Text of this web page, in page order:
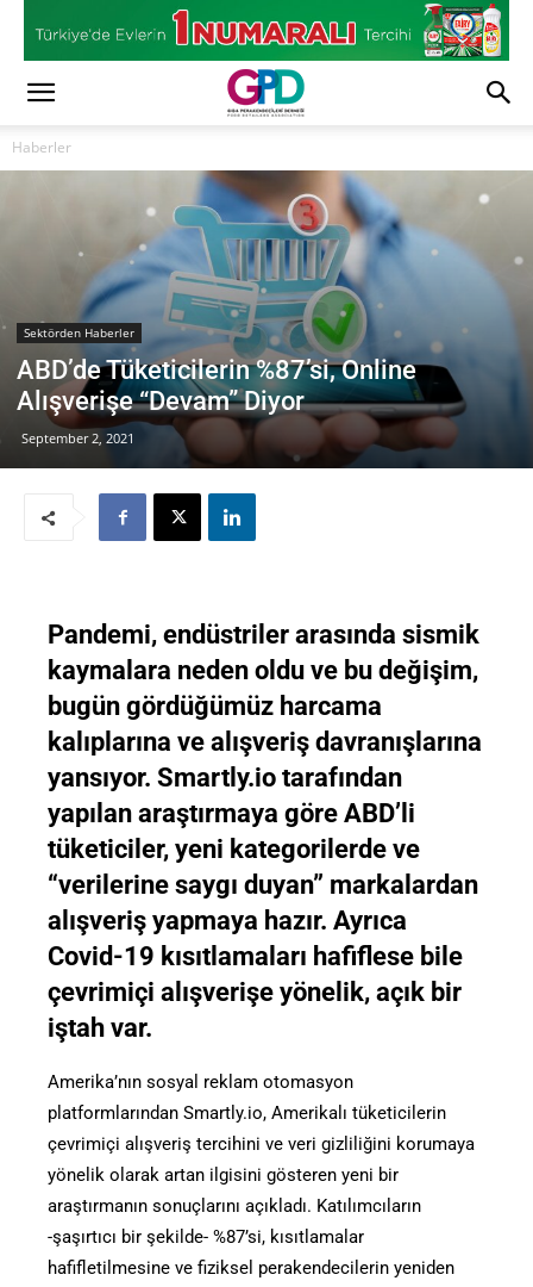
Haberler
Sektörden Haberler
ABD’de Tüketicilerin %87’si, Online
Alışverişe “Devam” Diyor
September 2, 2021
Pandemi, endüstriler arasında sismik
kaymalara neden oldu ve bu değişim,
bugün gördüğümüz harcama
kalıplarına ve alışveriş davranışlarına
yansıyor. Smartly.io tarafından
yapılan araştırmaya göre ABD’li
tüketiciler, yeni kategorilerde ve
“verilerine saygı duyan” markalardan
alışveriş yapmaya hazır. Ayrıca
Covid-19 kısıtlamaları hafiflese bile
çevrimiçi alışverişe yönelik, açık bir
iştah var.
Amerika’nın sosyal reklam otomasyon
platformlarından Smartly.io, Amerikalı tüketicilerin
çevrimiçi alışveriş tercihini ve veri gizliliğini korumaya
yönelik olarak artan ilgisini gösteren yeni bir
araştırmanın sonuçlarını açıkladı. Katılımcıların
-şaşırtıcı bir şekilde- %87’si, kısıtlamalar
hafifletilmesine ve fiziksel perakendecilerin yeniden